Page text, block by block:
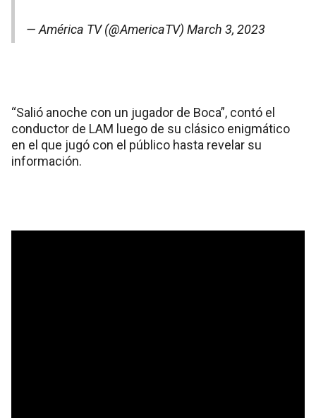
— América TV (@AmericaTV) March 3, 2023
“Salió anoche con un jugador de Boca”, contó el
conductor de LAM luego de su clásico enigmático
en el que jugó con el público hasta revelar su
información.